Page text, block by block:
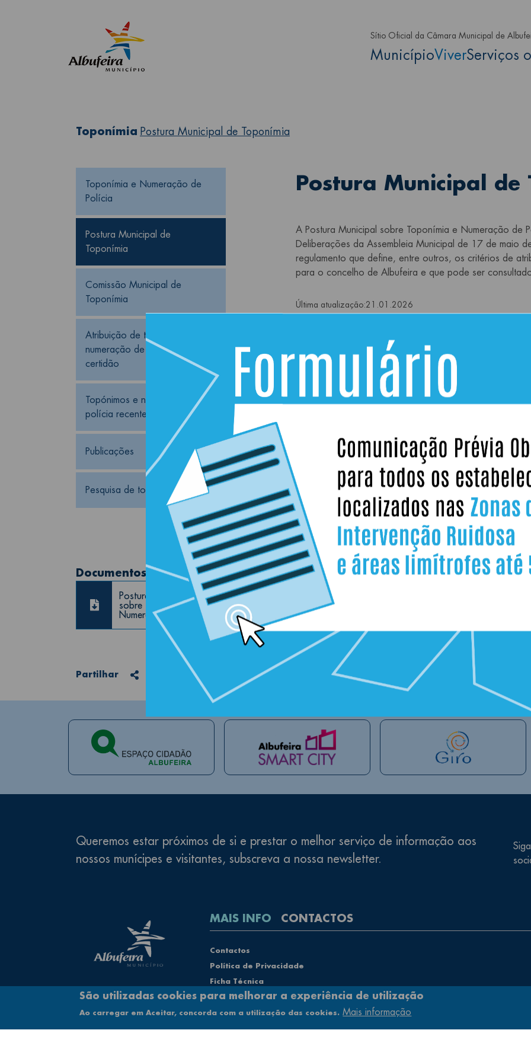
Sítio Oficial da Câmara Municipal de
Main navigation
MunicípioViverServiços
Toponímia Postura Municipal de Toponímia
Toponímia e Numeração de
Polícia
Postura Municipal de
Toponímia
Comissão Municipal de
Toponímia
Atribuição de topónimo,
numeração de polícia e
certidão
Topónimos e numeração de
polícia recentemente atribuídos
Publicações
Pesquisa de topónimos
Documentos | Anexos
Postura Municipal
sobre Toponímia e
Numeração de Polícia
Partilhar Partilhar
Postura Municipal de
A Postura Municipal sobre Toponímia e Numeração de
Deliberações da Assembleia Municipal de 17 de
regulamento que define, entre outros, os critérios de
para o concelho de Albufeira e que pode ser
Última atualização:21.01.2026
Queremos estar próximos de si e prestar o melhor serviço de informação aos
nossos munícipes e visitantes, subscreva a nossa newsletter.
MAIS INFO CONTACTOS
Contactos
Política de Privacidade
Ficha Técnica
Mapa do Site
Acessibilidade
São utilizadas cookies para melhorar a experiência de utilização
Ao carregar em Aceitar, concorda com a utilização das cookies. Mais informação